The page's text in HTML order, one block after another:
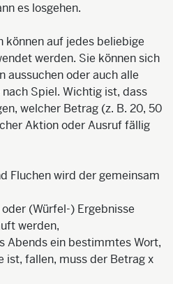
es losgehen.
können auf jedes beliebige
werden. Sie können sich
aussuchen oder auch alle
Spiel. Wichtig ist, dass
welcher Betrag (z. B. 20, 50
Aktion oder Ausruf fällig
Fluchen wird der gemeinsam
(Würfel-) Ergebnisse
werden,
Abends ein bestimmtes Wort,
ist, fallen, muss der Betrag x